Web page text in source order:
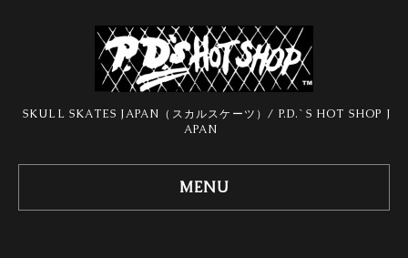
SKULL SKATES JAPAN（スカルスケーツ）/ P.D.`S HOT SHOP J
APAN
MENU